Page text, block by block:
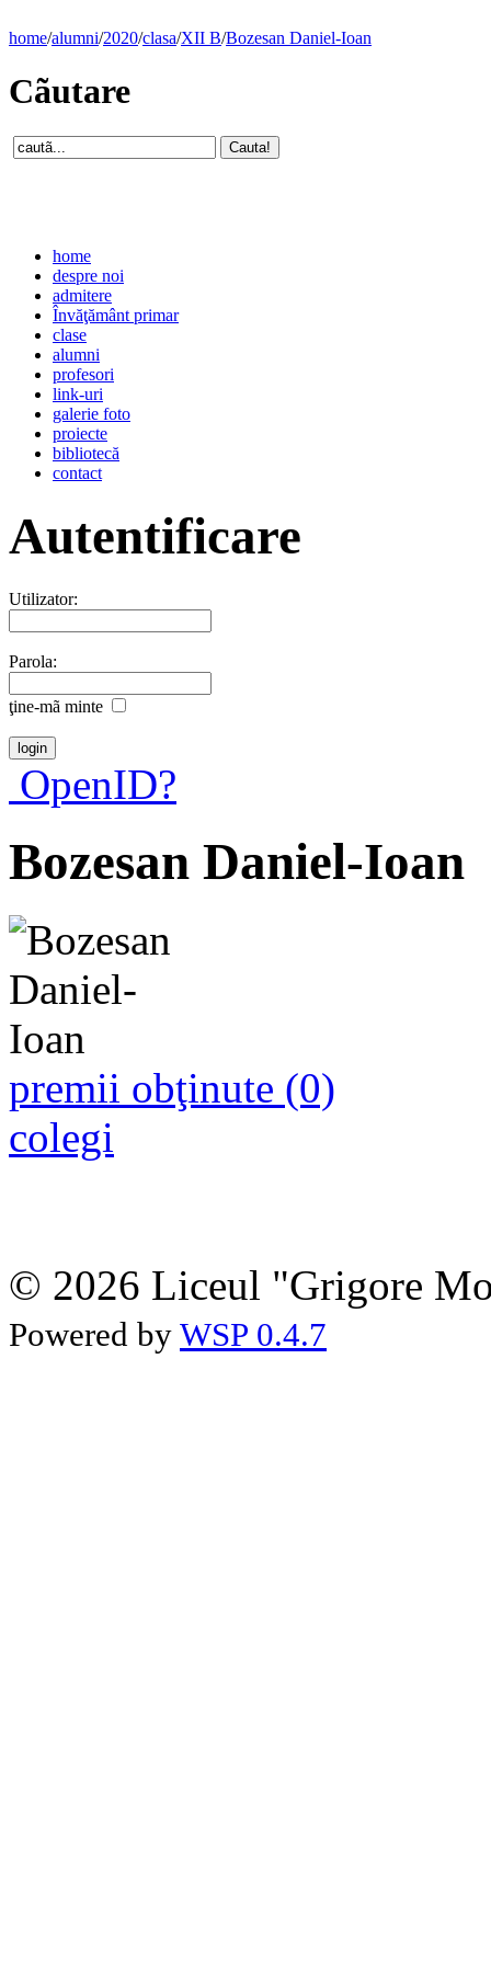
home/alumni/2020/clasa/XII B/Bozesan Daniel-Ioan
Cãutare
home
despre noi
admitere
Învăţământ primar
clase
alumni
profesori
link-uri
galerie foto
proiecte
bibliotecă
contact
Autentificare
Utilizator:
Parola:
ţine-mã minte
OpenID?
Bozesan Daniel-Ioan
premii obţinute (0)
colegi
© 2026 Liceul "Grigore
Powered by WSP 0.4.7